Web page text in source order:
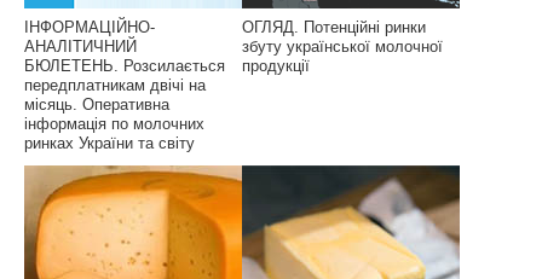
ІНФОРМАЦІЙНО-
АНАЛІТИЧНИЙ
БЮЛЕТЕНЬ. Розсилається
передплатникам двічі на
місяць. Оперативна
інформація по молочних
ринках України та світу
ОГЛЯД. Потенційні ринки
збуту української молочної
продукції